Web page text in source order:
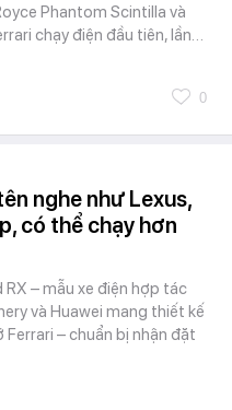
Phantom Scintilla và
chạy điện đầu tiên, lần…
0
nghe như Lexus,
có thể chạy hơn
RX – mẫu xe điện hợp tác
và Huawei mang thiết kế
Ferrari – chuẩn bị nhận đặt